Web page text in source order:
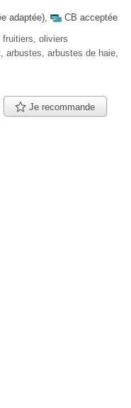
adaptée),
CB acceptée
fruitiers, oliviers
arbustes, arbustes de haie,
Je recommande